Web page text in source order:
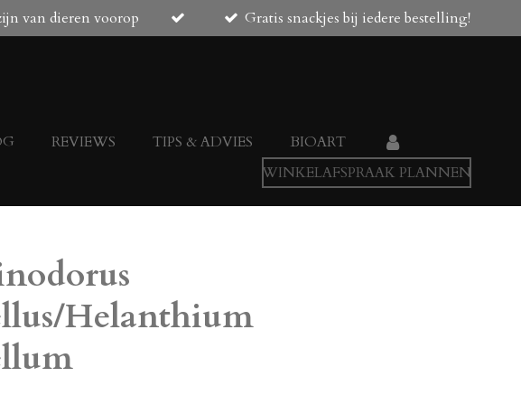
van dieren voorop Gratis snackjes bij iedere bestelling!
REVIEWS TIPS & ADVIES
BIOART
WINKELAFSPRAAK PLANNEN
Helanthium